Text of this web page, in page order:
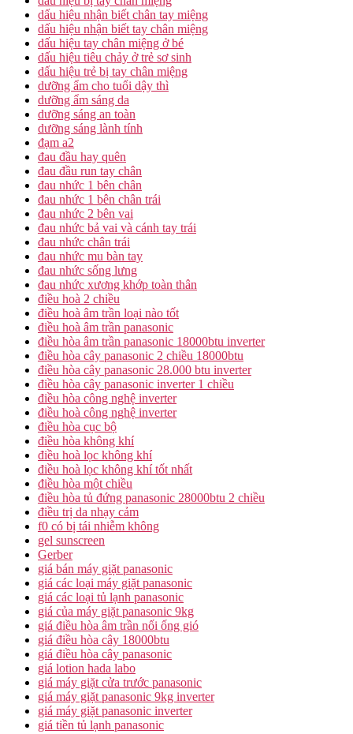
dấu hiệu nhận biết chân tay miệng
dấu hiệu nhận biết tay chân miệng
dấu hiệu tay chân miệng ở bé
dấu hiệu tiêu chảy ở trẻ sơ sinh
dấu hiệu trẻ bị tay chân miệng
dưỡng ẩm cho tuổi dậy thì
dưỡng ẩm sáng da
dưỡng sáng an toàn
dưỡng sáng lành tính
đạm a2
đau đầu hay quên
đau đầu run tay chân
đau nhức 1 bên chân
đau nhức 1 bên chân trái
đau nhức 2 bên vai
đau nhức bả vai và cánh tay trái
đau nhức chân trái
đau nhức mu bàn tay
đau nhức sống lưng
đau nhức xương khớp toàn thân
điều hoà 2 chiều
điều hoà âm trần loại nào tốt
điều hoà âm trần panasonic
điều hòa âm trần panasonic 18000btu inverter
điều hòa cây panasonic 2 chiều 18000btu
điều hòa cây panasonic 28.000 btu inverter
điều hòa cây panasonic inverter 1 chiều
điều hòa công nghệ inverter
điều hoà công nghệ inverter
điều hòa cục bộ
điều hòa không khí
điều hoà lọc không khí
điều hoà lọc không khí tốt nhất
điều hòa một chiều
điều hòa tủ đứng panasonic 28000btu 2 chiều
điều trị da nhạy cảm
f0 có bị tái nhiễm không
gel sunscreen
Gerber
giá bán máy giặt panasonic
giá các loại máy giặt panasonic
giá các loại tủ lạnh panasonic
giá của máy giặt panasonic 9kg
giá điều hòa âm trần nối ống gió
giá điều hòa cây 18000btu
giá điều hòa cây panasonic
giá lotion hada labo
giá máy giặt cửa trước panasonic
giá máy giặt panasonic 9kg inverter
giá máy giặt panasonic inverter
giá tiền tủ lạnh panasonic